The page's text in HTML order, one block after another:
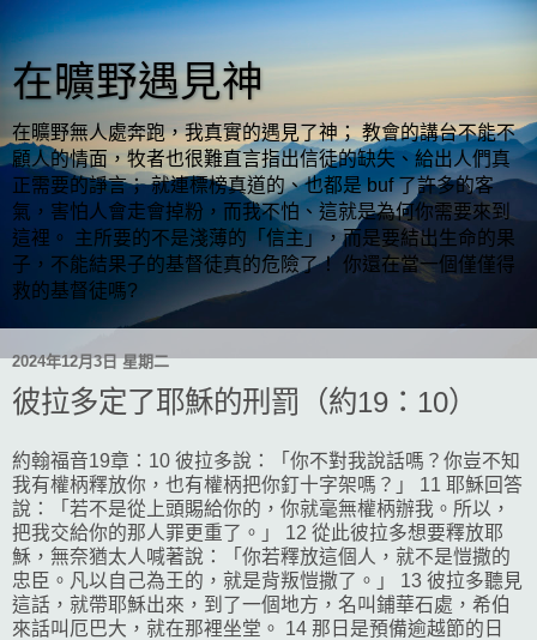
在曠野遇見神
在曠野無人處奔跑，我真實的遇見了神； 教會的講台不能不
顧人的情面，牧者也很難直言指出信徒的缺失、給出人們真
正需要的諍言； 就連標榜真道的、也都是 buf 了許多的客
氣，害怕人會走會掉粉，而我不怕、這就是為何你需要來到
這裡。 主所要的不是淺薄的「信主」，而是要結出生命的果
子，不能結果子的基督徒真的危險了！ 你還在當一個僅僅得
救的基督徒嗎?
2024年12月3日 星期二
彼拉多定了耶穌的刑罰（約19：10）
約翰福音19章：10 彼拉多說：「你不對我說話嗎？你豈不知
我有權柄釋放你，也有權柄把你釘十字架嗎？」 11 耶穌回答
說：「若不是從上頭賜給你的，你就毫無權柄辦我。所以，
把我交給你的那人罪更重了。」 12 從此彼拉多想要釋放耶
穌，無奈猶太人喊著說：「你若釋放這個人，就不是愷撒的
忠臣。凡以自己為王的，就是背叛愷撒了。」 13 彼拉多聽見
這話，就帶耶穌出來，到了一個地方，名叫鋪華石處，希伯
來話叫厄巴大，就在那裡坐堂。 14 那日是預備逾越節的日